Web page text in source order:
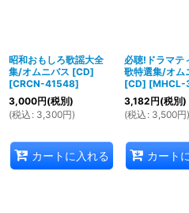
昭和おもしろ歌謡大全
集/オムニバス [CD]
[CRCN-41548]
3,000円(税別)
(税込 : 3,300円)
カートに入れる
必聴!ドラマテ
歌特選集/オム
[CD] [MHCL-
3,182円(税別)
(税込 : 3,500円)
カート